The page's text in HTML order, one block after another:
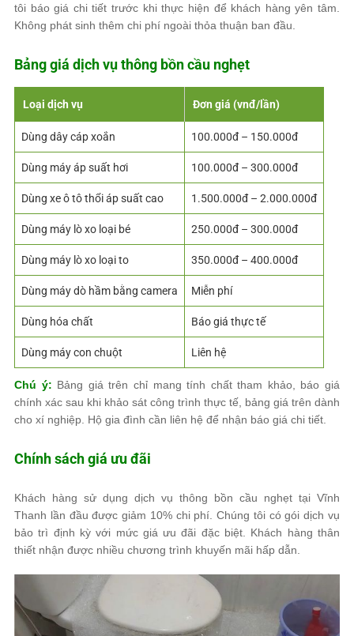
tôi báo giá chi tiết trước khi thực hiện để khách hàng yên tâm.
Không phát sinh thêm chi phí ngoài thỏa thuận ban đầu.
Bảng giá dịch vụ thông bồn cầu nghẹt
Loại dịch vụ Đơn giá (vnđ/lần)
Dùng dây cáp xoắn 100.000đ – 150.000đ
Dùng máy áp suất hơi 100.000đ – 300.000đ
Dùng xe ô tô thổi áp suất cao 1.500.000đ – 2.000.000đ
Dùng máy lò xo loại bé 250.000đ – 300.000đ
Dùng máy lò xo loại to 350.000đ – 400.000đ
Dùng máy dò hầm bằng camera Miễn phí
Dùng hóa chất Báo giá thực tế
Dùng máy con chuột Liên hệ
Chú ý: Bảng giá trên chỉ mang tính chất tham khảo, báo giá
chính xác sau khi khảo sát công trình thực tế, bảng giá trên dành
cho xí nghiệp. Hộ gia đình cần liên hệ để nhận báo giá chi tiết.
Chính sách giá ưu đãi
Khách hàng sử dụng dịch vụ thông bồn cầu nghẹt tại Vĩnh
Thanh lần đầu được giảm 10% chi phí. Chúng tôi có gói dịch vụ
bảo trì định kỳ với mức giá ưu đãi đặc biệt. Khách hàng thân
thiết nhận được nhiều chương trình khuyến mãi hấp dẫn.